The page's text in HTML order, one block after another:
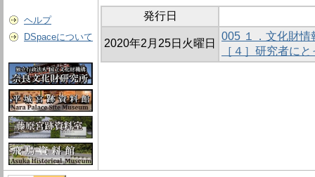
ヘルプ
DSpaceについて
発行日
2020年2月25日火曜日
005 １．文化財情
［４］研究者に